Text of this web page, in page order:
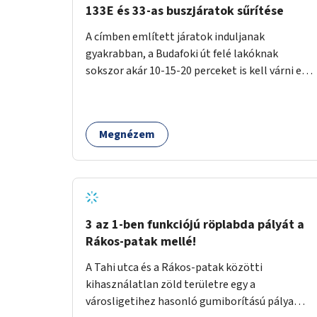
133E és 33-as buszjáratok sűrítése
A címben említett járatok induljanak
gyakrabban, a Budafoki út felé lakóknak
sokszor akár 10-15-20 perceket is kell várni egy
Megnézem
3 az 1-ben funkciójú röplabda pályát a
Rákos-patak mellé!
A Tahi utca és a Rákos-patak közötti
kihasználatlan zöld területre egy a
városligetihez hasonló gumiborítású pálya